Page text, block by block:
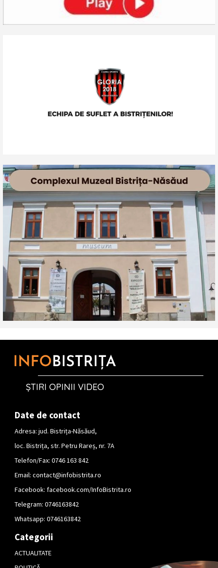
ȘTIRI OPINII VIDEO
Date de contact
Adresa: jud. Bistrița-Năsăud,
loc. Bistrița, str. Petru Rareș, nr. 7A
Telefon/Fax: 0746 163 842
Email: contact@infobistrita.ro
Facebook: facebook.com/InfoBistrita.ro
Telegram: 0746163842
Whatsapp: 0746163842
Categorii
ACTUALITATE